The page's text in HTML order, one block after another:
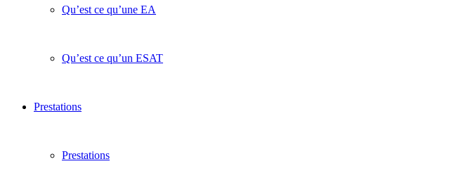
Qu’est ce qu’une EA
Qu’est ce qu’un ESAT
Prestations
Prestations